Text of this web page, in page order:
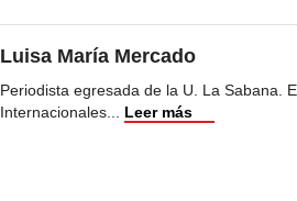
Luisa María Mercado
Periodista egresada de la U. La Sabana.
Internacionales... Leer más